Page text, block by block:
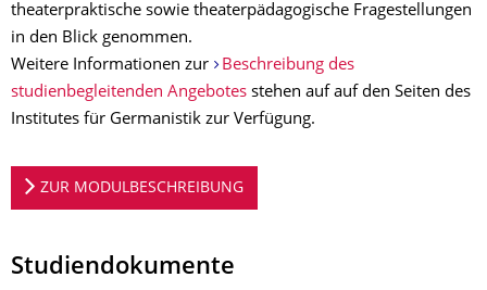
theaterpraktische sowie theaterpädagogische Fragestellungen
in den Blick genommen.
Weitere Informationen zur
Beschreibung des
studienbegleitenden Angebotes stehen auf auf den Seiten des
Institutes für Germanistik zur Verfügung.
ZUR MODULBESCHREIBUNG
Studiendokumente